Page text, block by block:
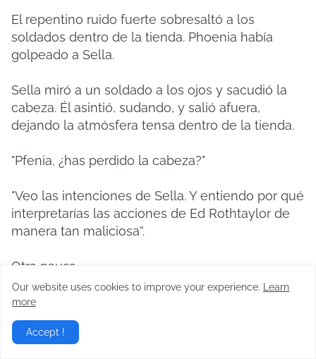
El repentino ruido fuerte sobresaltó a los
soldados dentro de la tienda. Phoenia había
golpeado a Sella.
Sella miró a un soldado a los ojos y sacudió la
cabeza. Él asintió, sudando, y salió afuera,
dejando la atmósfera tensa dentro de la tienda.
"Pfenia, ¿has perdido la cabeza?"
"Veo las intenciones de Sella. Y entiendo por qué
interpretarías las acciones de Ed Rothtaylor de
manera tan maliciosa”.
Otra pausa.
Entonces, Sella abrió los ojos y habló.
"A la hora de influir en las masas, siempre es
Our website uses cookies to improve your experience.
Learn
more
Accept !